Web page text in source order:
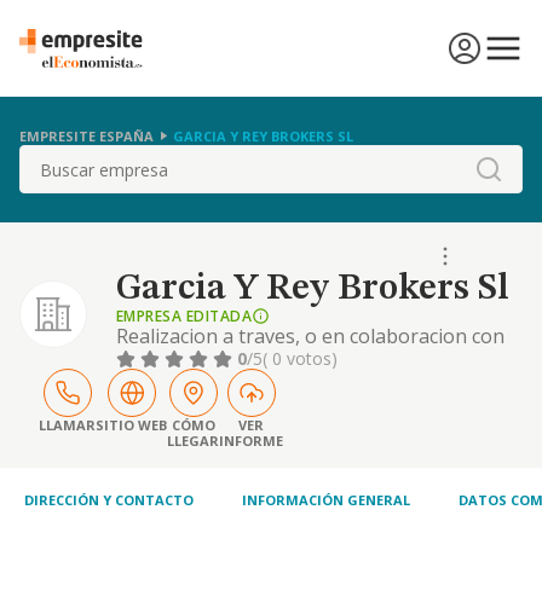
EMPRESITE ESPAÑA GARCIA Y REY BROKERS SL
Buscar
Garcia Y Rey Brokers Sl
EMPRESA EDITADA
Realizacion a traves, o en colaboracion con
agentes de la propiedad inmobiliaria,
expertos inmobiliarios o gestores
intermediarios en promocion de edificios, en
operaciones de mediacion por orden y/o por
cuenta de tercer
0/5( 0 votos)
LLAMARSITIO WEB CÓMO
LLEGAR
VER
INFORME
DIRECCIÓN Y CONTACTO INFORMACIÓN GENERAL DATOS